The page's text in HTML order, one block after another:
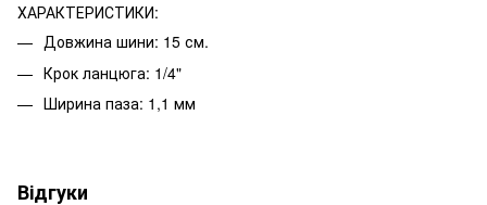
ХАРАКТЕРИСТИКИ:
Довжина шини: 15 см.
Крок ланцюга: 1/4"
Ширина паза: 1,1 мм
Відгуки